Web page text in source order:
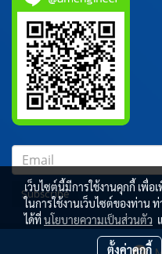
Subscribe
ผู้เข้าชม
เว็บไซต์นี้มีการใช้งานคุกกี้ เพื่
ในการใช้งานเว็บไซต์ของท่าน
ได้ที่นโยบายความเป็นส่วนตัว
ตั้งค่าคุกกี้